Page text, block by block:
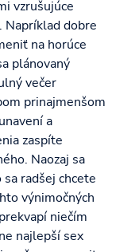
vzrušujúce
Napríklad dobre
na horúce
plánovaný
večer
prinajmenšom
a
zaspíte
Naozaj sa
radšej chcete
výnimočných
niečím
najlepší sex